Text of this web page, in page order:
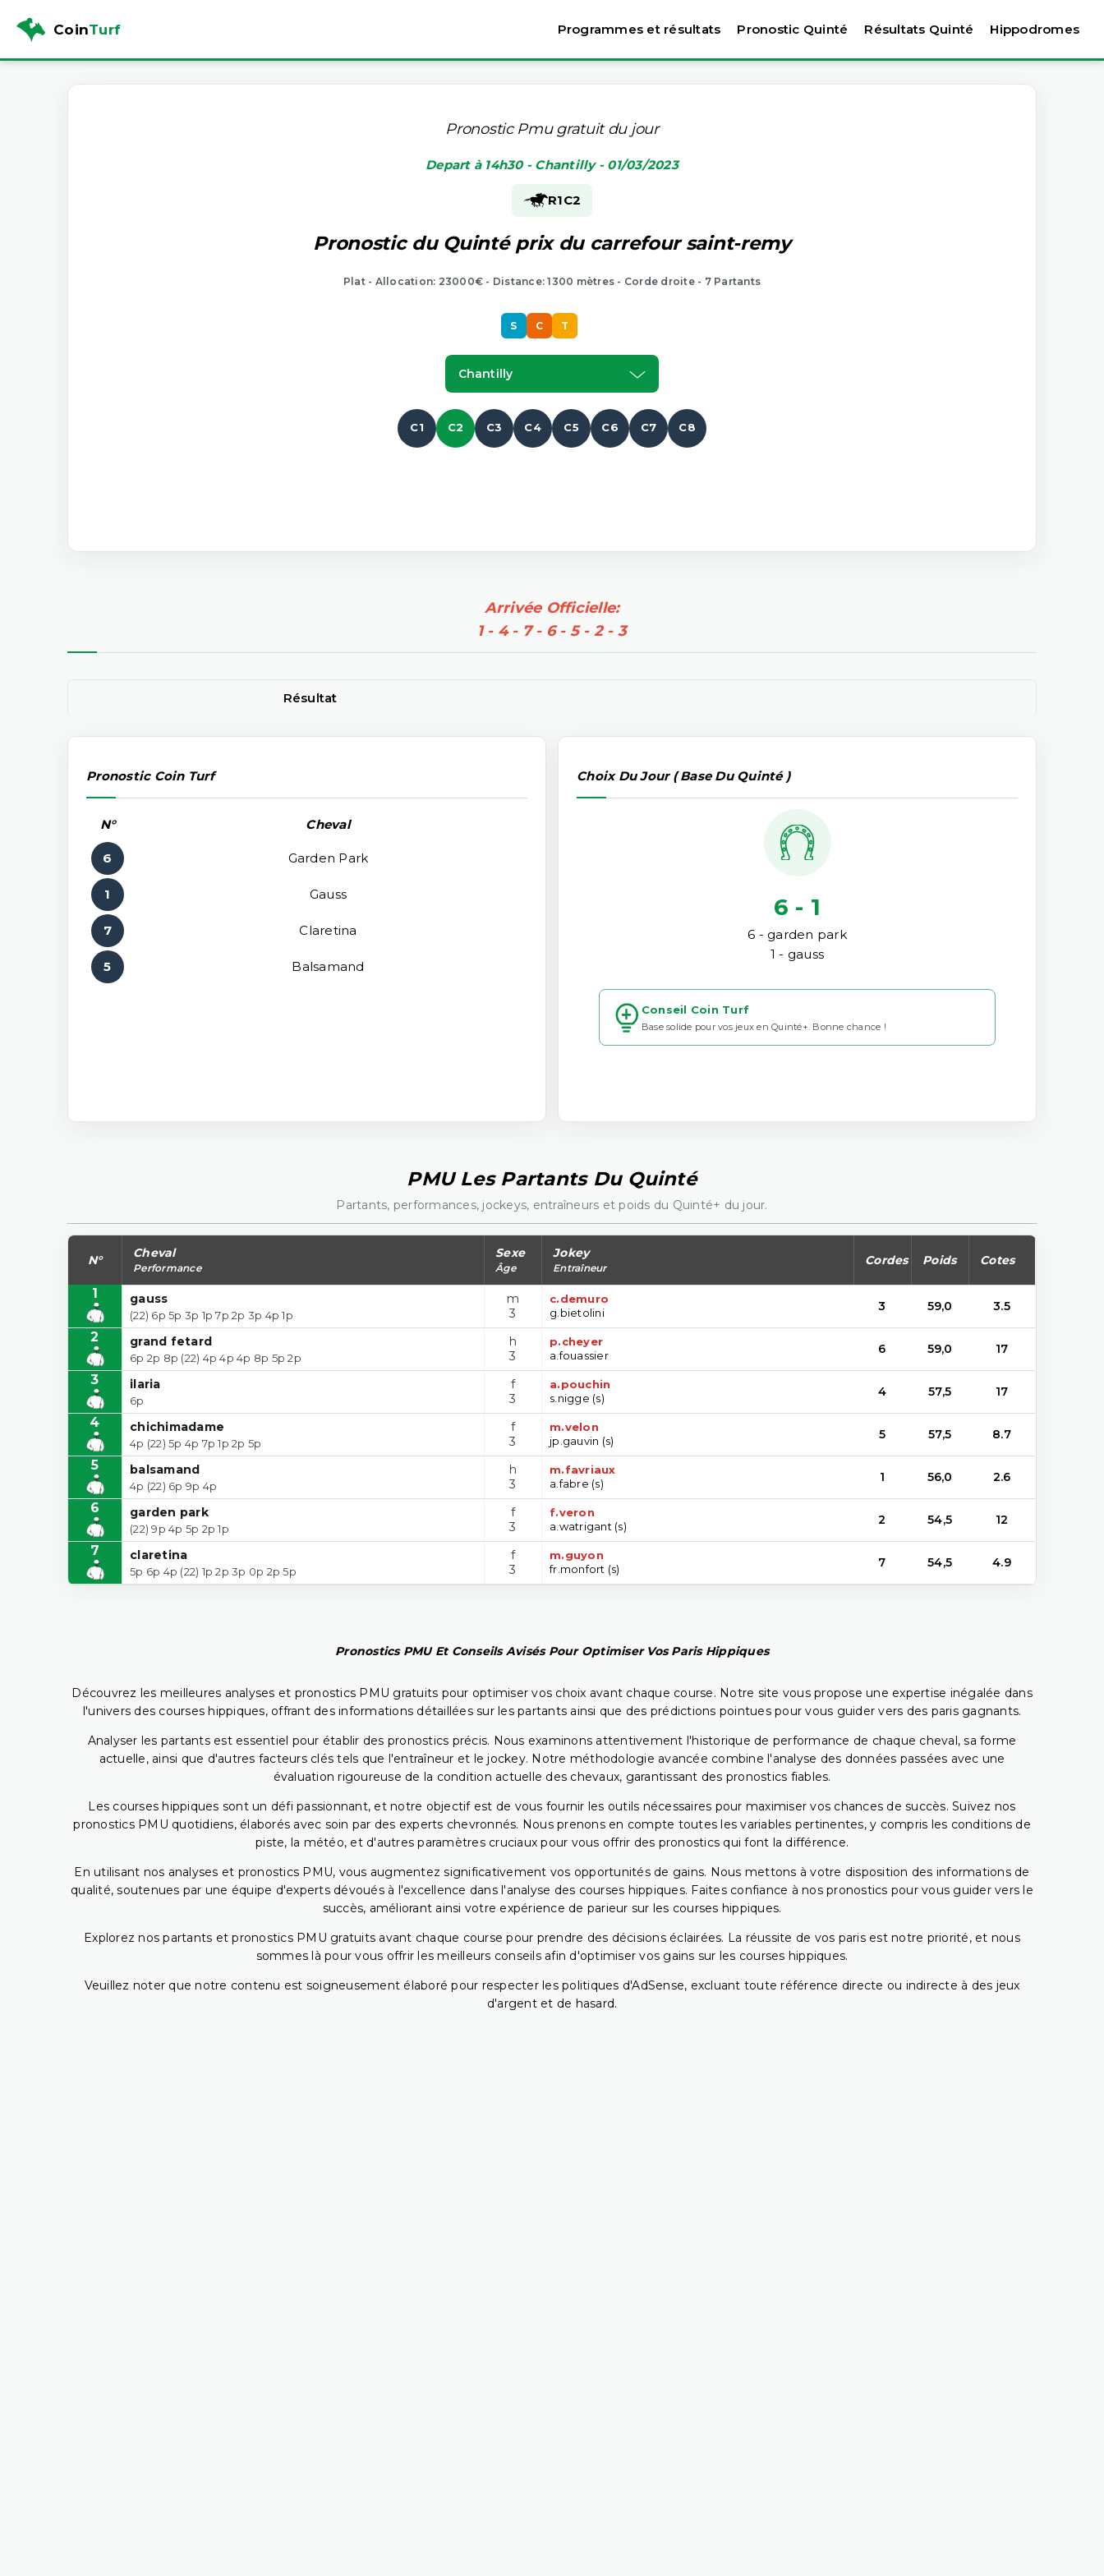
CoinTurf Programmes et résultats Pronostic Quinté Résultats Quinté Hippodromes
Pronostic Pmu gratuit du jour
Depart à 14h30 - Chantilly - 01/03/2023
R1C2
Pronostic du Quinté prix du carrefour saint-remy
Plat - Allocation: 23000€ - Distance: 1300 mètres - Corde droite - 7 Partants
S C T
Chantilly
C1 C2 C3 C4 C5 C6 C7 C8
Arrivée Officielle:
1 - 4 - 7 - 6 - 5 - 2 - 3
Résultat
Pronostic Coin Turf
N° Cheval
6 Garden Park
1 Gauss
7 Claretina
5 Balsamand
Choix Du Jour ( Base Du Quinté )
6 - 1
6 - garden park
1 - gauss
Conseil Coin Turf
Base solide pour vos jeux en Quinté+. Bonne chance !
PMU Les Partants Du Quinté
Partants, performances, jockeys, entraîneurs et poids du Quinté+ du jour.
N° Cheval
Performance
Sexe
Âge
Jokey
Entraîneur
Cordes Poids Cotes
1 gauss
(22) 6p 5p 3p 1p 7p 2p 3p 4p 1p
m
3
c.demuro
g.bietolini
3 59,0 3.5
2 grand fetard
6p 2p 8p (22) 4p 4p 4p 8p 5p 2p
h
3
p.cheyer
a.fouassier
6 59,0 17
3 ilaria
6p
f
3
a.pouchin
s.nigge (s)
4 57,5 17
4 chichimadame
4p (22) 5p 4p 7p 1p 2p 5p
f
3
m.velon
jp.gauvin (s)
5 57,5 8.7
5 balsamand
4p (22) 6p 9p 4p
h
3
m.favriaux
a.fabre (s)
1 56,0 2.6
6 garden park
(22) 9p 4p 5p 2p 1p
f
3
f.veron
a.watrigant (s)
2 54,5 12
7 claretina
5p 6p 4p (22) 1p 2p 3p 0p 2p 5p
f
3
m.guyon
fr.monfort (s)
7 54,5 4.9
Pronostics PMU Et Conseils Avisés Pour Optimiser Vos Paris Hippiques
Découvrez les meilleures analyses et pronostics PMU gratuits pour optimiser vos choix avant chaque course. Notre site vous propose une expertise inégalée dans
l'univers des courses hippiques, offrant des informations détaillées sur les partants ainsi que des prédictions pointues pour vous guider vers des paris gagnants.
Analyser les partants est essentiel pour établir des pronostics précis. Nous examinons attentivement l'historique de performance de chaque cheval, sa forme
actuelle, ainsi que d'autres facteurs clés tels que l'entraîneur et le jockey. Notre méthodologie avancée combine l'analyse des données passées avec une
évaluation rigoureuse de la condition actuelle des chevaux, garantissant des pronostics fiables.
Les courses hippiques sont un défi passionnant, et notre objectif est de vous fournir les outils nécessaires pour maximiser vos chances de succès. Suivez nos
pronostics PMU quotidiens, élaborés avec soin par des experts chevronnés. Nous prenons en compte toutes les variables pertinentes, y compris les conditions de
piste, la météo, et d'autres paramètres cruciaux pour vous offrir des pronostics qui font la différence.
En utilisant nos analyses et pronostics PMU, vous augmentez significativement vos opportunités de gains. Nous mettons à votre disposition des informations de
qualité, soutenues par une équipe d'experts dévoués à l'excellence dans l'analyse des courses hippiques. Faites confiance à nos pronostics pour vous guider vers le
succès, améliorant ainsi votre expérience de parieur sur les courses hippiques.
Explorez nos partants et pronostics PMU gratuits avant chaque course pour prendre des décisions éclairées. La réussite de vos paris est notre priorité, et nous
sommes là pour vous offrir les meilleurs conseils afin d'optimiser vos gains sur les courses hippiques.
Veuillez noter que notre contenu est soigneusement élaboré pour respecter les politiques d'AdSense, excluant toute référence directe ou indirecte à des jeux
d'argent et de hasard.